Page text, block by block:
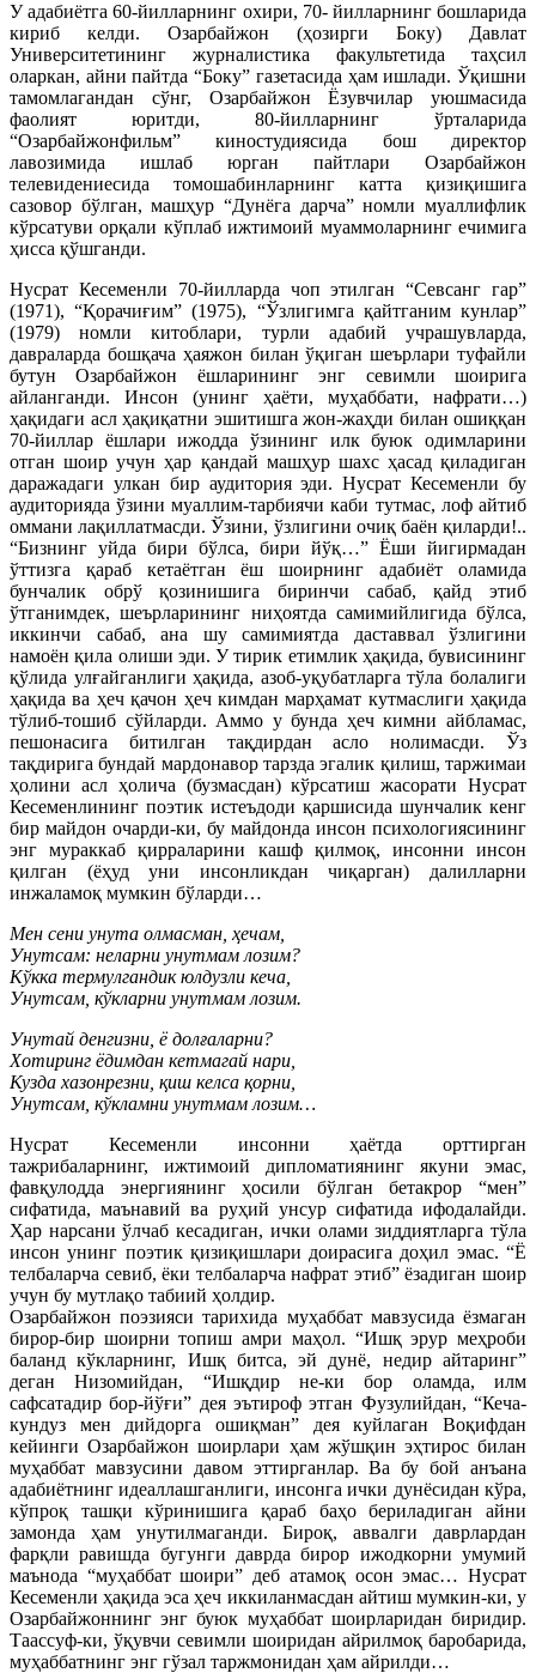
У адабиётга 60-йилларнинг охири, 70- йилларнинг бошларида
кириб келди. Озарбайжон (ҳозирги Боку) Давлат
Университетининг журналистика факультетида таҳсил
оларкан, айни пайтда “Боку” газетасида ҳам ишлади. Ўқишни
тамомлагандан сўнг, Озарбайжон Ёзувчилар уюшмасида
фаолият юритди, 80-йилларнинг ўрталарида
“Озарбайжонфильм” киностудиясида бош директор
лавозимида ишлаб юрган пайтлари Озарбайжон
телевидениесида томошабинларнинг катта қизиқишига
сазовор бўлган, машҳур “Дунёга дарча” номли муаллифлик
кўрсатуви орқали кўплаб ижтимоий муаммоларнинг ечимига
ҳисса қўшганди.
Нусрат Кесеменли 70-йилларда чоп этилган “Севсанг гар”
(1971), “Қорачиғим” (1975), “Ўзлигимга қайтганим кунлар”
(1979) номли китоблари, турли адабий учрашувларда,
давраларда бошқача ҳаяжон билан ўқиган шеърлари туфайли
бутун Озарбайжон ёшларининг энг севимли шоирига
айланганди. Инсон (унинг ҳаёти, муҳаббати, нафрати…)
ҳақидаги асл ҳақиқатни эшитишга жон-жаҳди билан ошиққан
70-йиллар ёшлари ижодда ўзининг илк буюк одимларини
отган шоир учун ҳар қандай машҳур шахс ҳасад қиладиган
даражадаги улкан бир аудитория эди. Нусрат Кесеменли бу
аудиторияда ўзини муаллим-тарбиячи каби тутмас, лоф айтиб
оммани лақиллатмасди. Ўзини, ўзлигини очиқ баён қиларди!..
“Бизнинг уйда бири бўлса, бири йўқ…” Ёши йигирмадан
ўттизга қараб кетаётган ёш шоирнинг адабиёт оламида
бунчалик обрў қозинишига биринчи сабаб, қайд этиб
ўтганимдек, шеърларининг ниҳоятда самимийлигида бўлса,
иккинчи сабаб, ана шу самимиятда даставвал ўзлигини
намоён қила олиши эди. У тирик етимлик ҳақида, бувисининг
қўлида улғайганлиги ҳақида, азоб-уқубатларга тўла болалиги
ҳақида ва ҳеч қачон ҳеч кимдан марҳамат кутмаслиги ҳақида
тўлиб-тошиб сўйларди. Аммо у бунда ҳеч кимни айбламас,
пешонасига битилган тақдирдан асло нолимасди. Ўз
тақдирига бундай мардонавор тарзда эгалик қилиш, таржимаи
ҳолини асл ҳолича (бузмасдан) кўрсатиш жасорати Нусрат
Кесеменлининг поэтик истеъдоди қаршисида шунчалик кенг
бир майдон очарди-ки, бу майдонда инсон психологиясининг
энг мураккаб қирраларини кашф қилмоқ, инсонни инсон
қилган (ёҳуд уни инсонликдан чиқарган) далилларни
инжаламоқ мумкин бўларди…
Мен сени унута олмасман, ҳечам,
Унутсам: неларни унутмам лозим?
Кўкка термулгандик юлдузли кеча,
Унутсам, кўкларни унутмам лозим.
Унутай денгизни, ё долғаларни?
Хотиринг ёдимдан кетмагай нари,
Кузда хазонрезни, қиш келса қорни,
Унутсам, кўкламни унутмам лозим…
Нусрат Кесеменли инсонни ҳаётда орттирган
тажрибаларнинг, ижтимоий дипломатиянинг якуни эмас,
фавқулодда энергиянинг ҳосили бўлган бетакрор “мен”
сифатида, маънавий ва руҳий унсур сифатида ифодалайди.
Ҳар нарсани ўлчаб кесадиган, ички олами зиддиятларга тўла
инсон унинг поэтик қизиқишлари доирасига доҳил эмас. “Ё
телбаларча севиб, ёки телбаларча нафрат этиб” ёзадиган шоир
учун бу мутлақо табиий ҳолдир.
Озарбайжон поэзияси тарихида муҳаббат мавзусида ёзмаган
бирор-бир шоирни топиш амри маҳол. “Ишқ эрур меҳроби
баланд кўкларнинг, Ишқ битса, эй дунё, недир айтаринг”
деган Низомийдан, “Ишқдир не-ки бор оламда, илм
сафсатадир бор-йўғи” дея эътироф этган Фузулийдан, “Кеча-
кундуз мен дийдорга ошиқман” дея куйлаган Воқифдан
кейинги Озарбайжон шоирлари ҳам жўшқин эҳтирос билан
муҳаббат мавзусини давом эттирганлар. Ва бу бой анъана
адабиётнинг идеаллашганлиги, инсонга ички дунёсидан кўра,
кўпроқ ташқи кўринишига қараб баҳо бериладиган айни
замонда ҳам унутилмаганди. Бироқ, аввалги даврлардан
фарқли равишда бугунги даврда бирор ижодкорни умумий
маънода “муҳаббат шоири” деб атамоқ осон эмас… Нусрат
Кесеменли ҳақида эса ҳеч иккиланмасдан айтиш мумкин-ки, у
Озарбайжоннинг энг буюк муҳаббат шоирларидан биридир.
Таассуф-ки, ўқувчи севимли шоиридан айрилмоқ баробарида,
муҳаббатнинг энг гўзал таржмонидан ҳам айрилди…